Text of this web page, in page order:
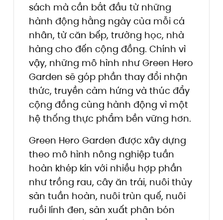
sách mà cần bắt đầu từ những
hành động hằng ngày của mỗi cá
nhân, từ căn bếp, trường học, nhà
hàng cho đến cộng đồng. Chính vì
vậy, những mô hình như Green Hero
Garden sẽ góp phần thay đổi nhận
thức, truyền cảm hứng và thúc đẩy
cộng đồng cùng hành động vì một
hệ thống thực phẩm bền vững hơn.
Green Hero Garden được xây dựng
theo mô hình nông nghiệp tuần
hoàn khép kín với nhiều hợp phần
như trồng rau, cây ăn trái, nuôi thủy
sản tuần hoàn, nuôi trùn quế, nuôi
ruồi lính đen, sản xuất phân bón